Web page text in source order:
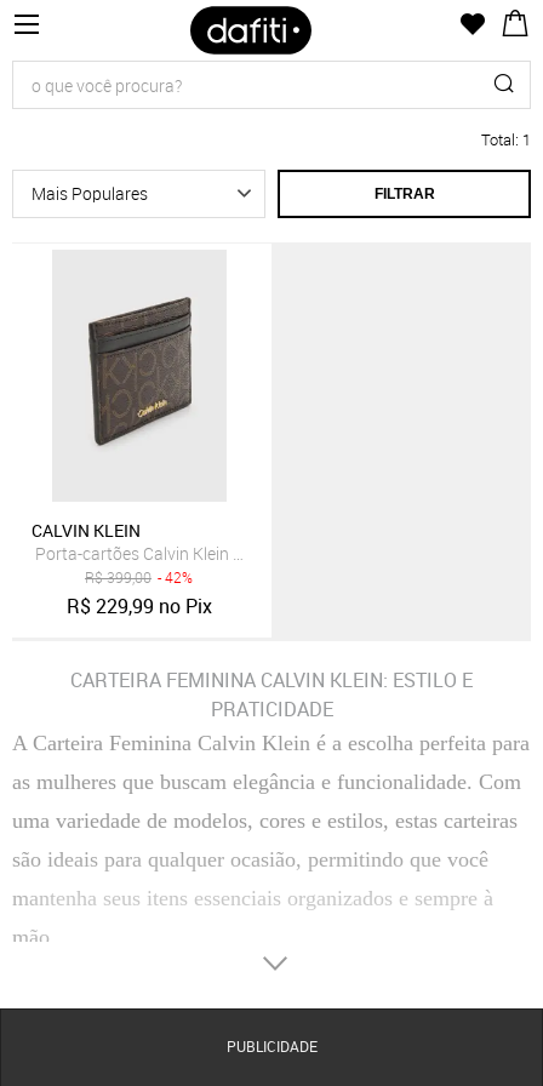
Total: 1
FILTRAR
CALVIN KLEIN
Porta-cartões Calvin Klein Texturizado Marrom
R$399,00 - 42%
R$229,99 no Pix
CARTEIRA FEMININA CALVIN KLEIN: ESTILO E
PRATICIDADE
A Carteira Feminina Calvin Klein é a escolha perfeita para
as mulheres que buscam elegância e funcionalidade. Com
uma variedade de modelos, cores e estilos, estas carteiras
são ideais para qualquer ocasião, permitindo que você
mantenha seus itens essenciais organizados e sempre à
mão.
Tipos de Carteira Feminina Calvin Klein
As carteiras Calvin Klein se destacam por sua variedade
de tipos, cada uma projetada para atender diferentes
PUBLICIDADE